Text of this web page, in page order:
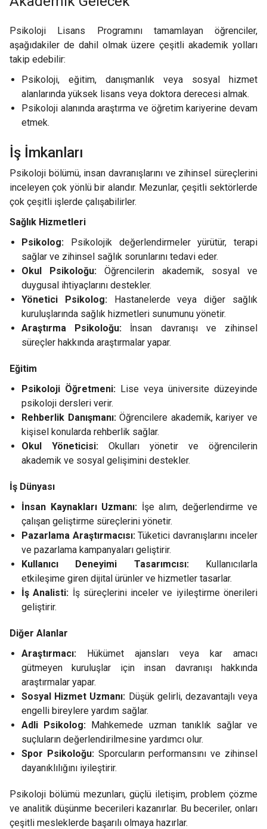
Psikoloji Lisans Programını tamamlayan öğrenciler,
aşağıdakiler de dahil olmak üzere çeşitli akademik yolları
takip edebilir:
Psikoloji, eğitim, danışmanlık veya sosyal hizmet
alanlarında yüksek lisans veya doktora derecesi almak.
Psikoloji alanında araştırma ve öğretim kariyerine devam
etmek.
İş İmkanları
Psikoloji bölümü, insan davranışlarını ve zihinsel süreçlerini
inceleyen çok yönlü bir alandır. Mezunlar, çeşitli sektörlerde
çok çeşitli işlerde çalışabilirler.
Sağlık Hizmetleri
Psikolog: Psikolojik değerlendirmeler yürütür, terapi
sağlar ve zihinsel sağlık sorunlarını tedavi eder.
Okul Psikoloğu: Öğrencilerin akademik, sosyal ve
duygusal ihtiyaçlarını destekler.
Yönetici Psikolog:Hastanelerde veya diğer sağlık
kuruluşlarında sağlık hizmetleri sunumunu yönetir.
Araştırma Psikoloğu: İnsan davranışı ve zihinsel
süreçler hakkında araştırmalar yapar.
Eğitim
Psikoloji Öğretmeni: Lise veya üniversite düzeyinde
psikoloji dersleri verir.
Rehberlik Danışmanı:Öğrencilere akademik, kariyer ve
kişisel konularda rehberlik sağlar.
Okul Yöneticisi: Okulları yönetir ve öğrencilerin
akademik ve sosyal gelişimini destekler.
İş Dünyası
İnsan Kaynakları Uzmanı: İşe alım, değerlendirme ve
çalışan geliştirme süreçlerini yönetir.
Pazarlama Araştırmacısı:Tüketici davranışlarını inceler
ve pazarlama kampanyaları geliştirir.
Kullanıcı Deneyimi Tasarımcısı:Kullanıcılarla
etkileşime giren dijital ürünler ve hizmetler tasarlar.
İş Analisti: İş süreçlerini inceler ve iyileştirme önerileri
geliştirir.
Diğer Alanlar
Araştırmacı: Hükümet ajansları veya kar amacı
gütmeyen kuruluşlar için insan davranışı hakkında
araştırmalar yapar.
Sosyal Hizmet Uzmanı: Düşük gelirli, dezavantajlı veya
engelli bireylere yardım sağlar.
Adli Psikolog: Mahkemede uzman tanıklık sağlar ve
suçluların değerlendirilmesine yardımcı olur.
Spor Psikoloğu:Sporcuların performansını ve zihinsel
dayanıklılığını iyileştirir.
Psikoloji bölümü mezunları, güçlü iletişim, problem çözme
ve analitik düşünme becerileri kazanırlar. Bu beceriler, onları
çeşitli mesleklerde başarılı olmaya hazırlar.